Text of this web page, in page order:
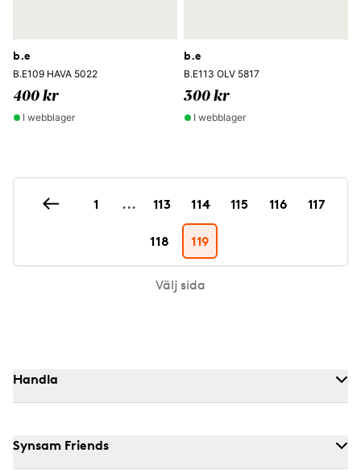
b.e
B.E109 HAVA 5022
400 kr
I webblager
b.e
B.E113 OLV 5817
300 kr
I webblager
1 ... 113 114 115 116 117
118 119
Välj sida
Handla
Synsam Friends